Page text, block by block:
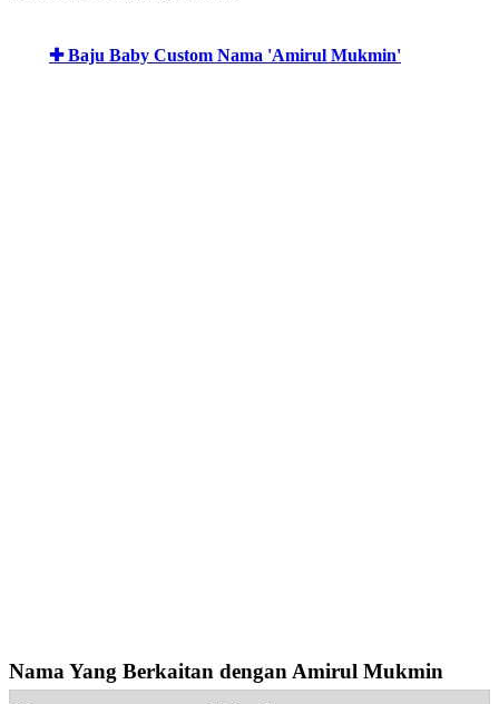
✚ Baju Baby Custom Nama 'Amirul Mukmin'
Nama Yang Berkaitan dengan Amirul Mukmin